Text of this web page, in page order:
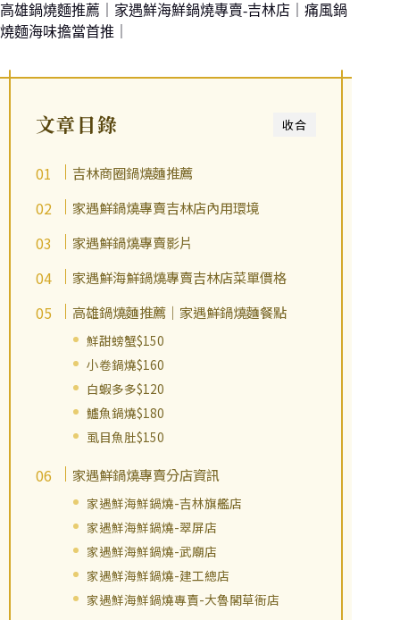
高雄鍋燒麵推薦｜家遇鮮海鮮鍋燒專賣-吉林店｜痛風鍋
燒麵海味擔當首推｜
收合
文章目錄
吉林商圈鍋燒麵推薦
家遇鮮鍋燒專賣吉林店內用環境
家遇鮮鍋燒專賣影片
家遇鮮海鮮鍋燒專賣吉林店菜單價格
高雄鍋燒麵推薦｜家遇鮮鍋燒麵餐點
鮮甜螃蟹$150
小卷鍋燒$160
白蝦多多$120
鱸魚鍋燒$180
虱目魚肚$150
家遇鮮鍋燒專賣分店資訊
家遇鮮海鮮鍋燒-吉林旗艦店
家遇鮮海鮮鍋燒-翠屏店
家遇鮮海鮮鍋燒-武廟店
家遇鮮海鮮鍋燒-建工總店
家遇鮮海鮮鍋燒專賣-大魯閣草衙店